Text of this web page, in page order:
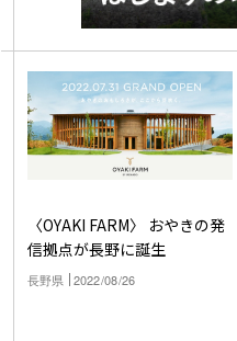
〈OYAKI FARM〉 おやきの発
信拠点が長野に誕生
長野県 2022/08/26